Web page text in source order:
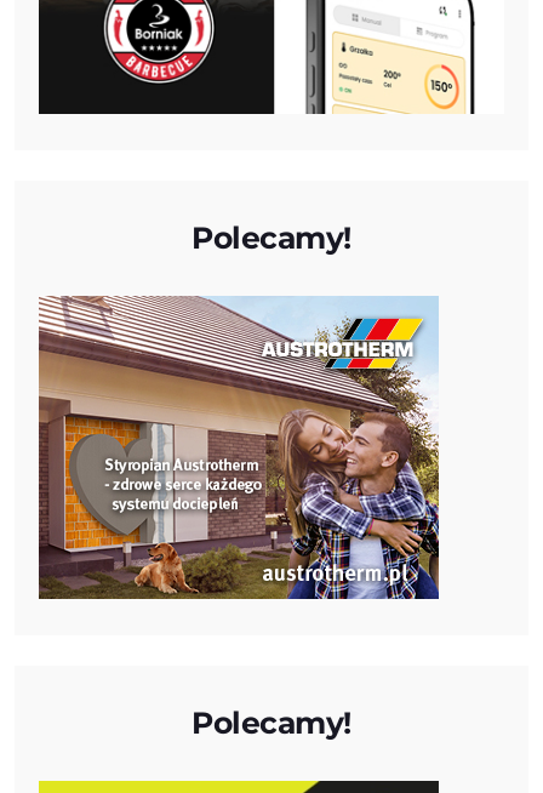
Polecamy!
Polecamy!